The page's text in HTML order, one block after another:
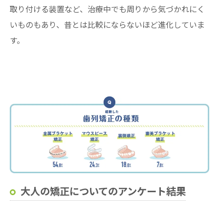
取り付ける装置など、治療中でも周りから気づかれにく
いものもあり、昔とは比較にならないほど進化していま
す。
大人の矯正についてのアンケート結果